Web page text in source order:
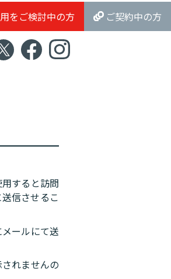
をご検討中の方 ご契約中の方
すると訪問
信させるこ
ールにて送
れませんの